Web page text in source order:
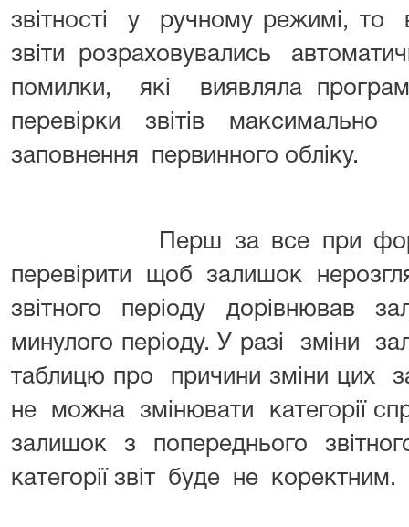
звітності у ручному режимі, то
звіти розраховувались
помилки, які виявляла
перевірки звітів
заповнення первинного обліку.
Перш за все при
перевірити щоб залишок
звітного періоду дорівнював
минулого періоду. У разі зміни
таблицю про причини зміни цих
не можна змінювати категорії
залишок з попереднього
категорії звіт буде не коректним.